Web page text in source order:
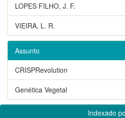
LOPES FILHO, J. F.
VIEIRA, L. R.
Assunto
CRISPRevolution
Genética Vegetal
Indexado